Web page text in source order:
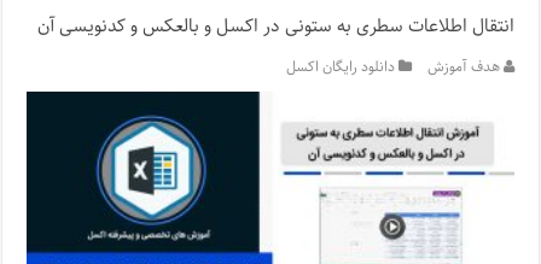
انتقال اطلاعات سطری به ستونی در اکسل و بالعکس و کدنویسی آن
هدف آموزش دانلود رایگان اکسل